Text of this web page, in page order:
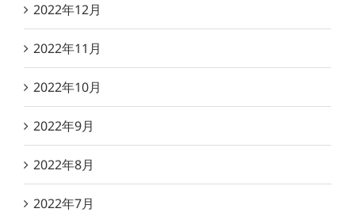
2022年12月
2022年11月
2022年10月
2022年9月
2022年8月
2022年7月